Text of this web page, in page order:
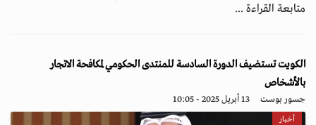
متابعة القراءة ...
الكويت تستضيف الدورة السادسة للمنتدى الحكومي لمكافحة الاتجار
بالأشخاص
جسور بوست 13 أبريل 2025 - 10:05
أخبار